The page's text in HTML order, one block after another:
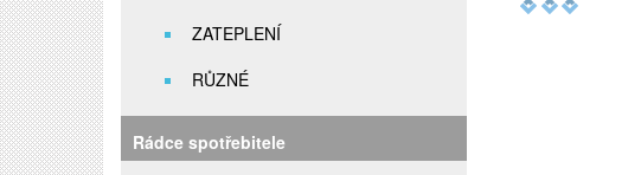
ZATEPLENÍ
RŮZNÉ
Rádce spotřebitele